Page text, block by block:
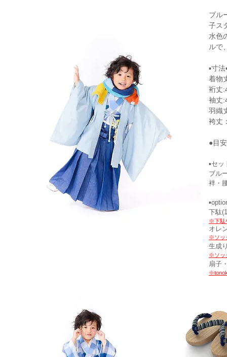
ブル
子ス
水色
ルで
▪寸法
着物
裄丈
袖丈
羽織
袴丈
●目
▪セッ
ブル
袢・
下駄
※下駄
オレ
※ソッ
生成
※ソッ
扇子